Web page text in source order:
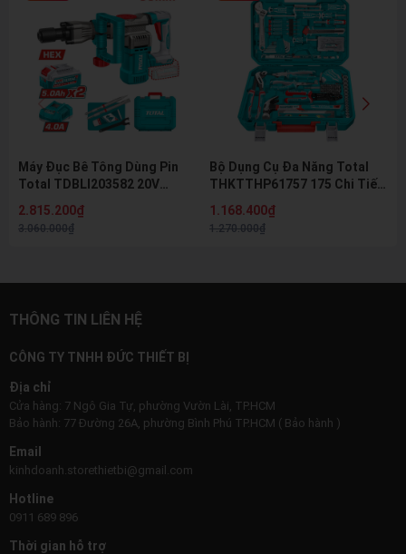
Máy Đục Bê Tông Dùng Pin
Total TDBLI203582 20V
2 Pin 5.0Ah Và Sạc
2.815.200₫
3.060.000₫
Bộ Dụng Cụ Đa Năng Total
THKTTHP61757 175 Chi Tiết
Vít Chính Hãng
1.168.400₫
1.270.000₫
THÔNG TIN LIÊN HỆ
CÔNG TY TNHH ĐỨC THIẾT BỊ
Địa chỉ
Cửa hàng: 7 Ngô Gia Tự, phường Vườn Lài, TP.HCM
Bảo hành: 77 Đường 26A, phường Bình Phú TP.HCM ( Bảo hành )
Email
kinhdoanh.storethietbi@gmail.com
Hotline
0911 689 896
Thời gian hỗ trợ